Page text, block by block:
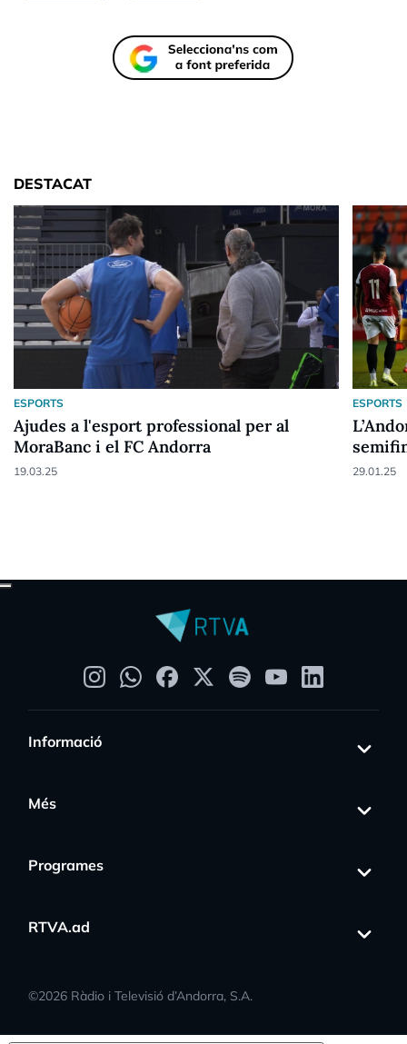
DESTACAT
ESPORTS
Ajudes a l'esport professional per al
MoraBanc i el FC Andorra
19.03.25
ESPORTS
29.01.25
Informació
Més
Programes
RTVA.ad
©2026 Ràdio i Televisió d’Andorra, S.A.